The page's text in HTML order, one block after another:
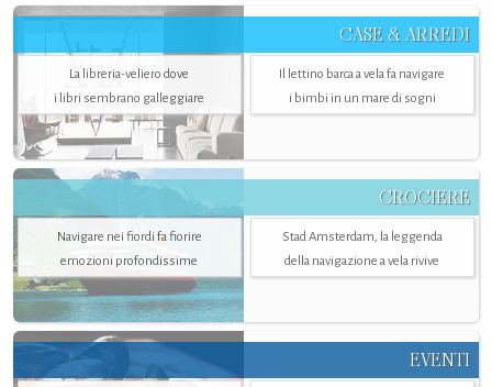
CASE & ARREDI
La libreria-veliero dove
i libri sembrano galleggiare
Il lettino barca a vela fa navigare
i bimbi in un mare di sogni
CROCIERE
Navigare nei fiordi fa fiorire
emozioni profondissime
Stad Amsterdam, la leggenda
della navigazione a vela rivive
EVENTI